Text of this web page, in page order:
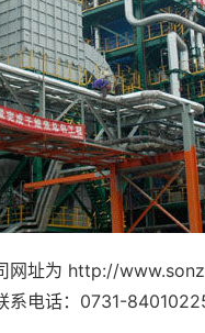
网址为 http://
电话：0731-